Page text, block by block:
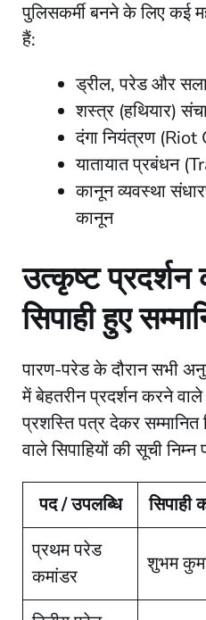
पुलिसकर्मी बनने के लिए कई
हैं:
​ड्रील, परेड और
​शस्त्र (हथियार)
​दंगा नियंत्रण
​यातायात प्रबंधन
​कानून व्यवस्था
कानून
उत्कृष्ट
सिपाही हुए
​पारण-परेड के दौरान सभी
में बेहतरीन प्रदर्शन करने वाले
प्रशस्ति पत्र देकर सम्मानित
वाले सिपाहियों की सूची निम्न
पद / उपलब्धि सिपाही
प्रथम परेड
कमांडर
शुभम